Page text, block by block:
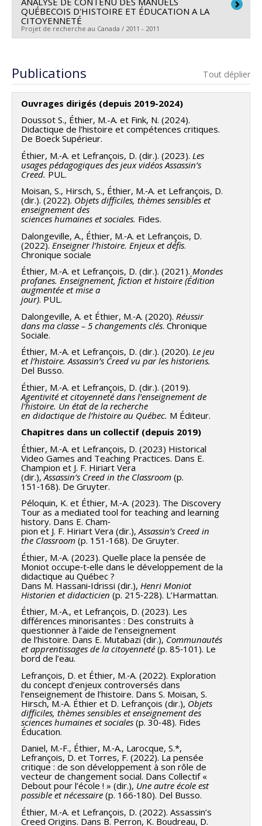
Deschenaux,Alexandre Buysse,Andrée Lessard
Philippe Chaubet
Adolfo Agundez-Rodriguez, Tanya Chichekian
Sources de financement :
FRQSC/Fonds de recherche
du Québec - Société et culture (FQRSC)
Programmes de subvention :PV129894-(RG)
Programme Regroupements stratégiques
Deaudelin ,Félix Bouvier ,Bruce Maxwell
Giroux,François Guillemette
Mathieu Gagnon ,Constance Lavoie
Anderson Araujo-Oliveira
Marie-Claude Larouche,
Clermont Gauthier,Denis Jeffrey,Denis Simard,Jean-
François Cardin,Érick Falardeau,Martine Mottet
Louise Ménard,Carole Raby,Simon Collin
Riopel,Margot Kaszap Frédéric Legault
Suzanne-G.
Chartrand , Claude Goulet ,Helena Boublil-Ekimova
Louis Levasseur,Christiane Gohier,Bernard Terrisse
,Patrice Potvin
Patrick Charland,Ophélie Tremblay,Diane Leduc,
Stéphane Villeneuve
Moldovéanu,Dominic Voyer
Sources de financement :FRQSC/Fonds de recherche
du Québec - Société et culture (FQRSC)
Programmes de subvention : PV129894-(RG)
Programme Regroupements stratégiques
Frédéric Saussez,Martine Peters,Liliane Portelance,
Ahmed Zourhlal,David Lefrançois,
,Clermont Gauthier,Jean-François Cardin,Érick
Sources de financement :
CRSH/Conseil de recherches
en sciences humaines du Canada
Programmes de subvention :PV152160-Subvention
Chercheur principal : Marc André Éthier
QUÉBECOIS D'HISTOIRE ET ÉDUCATION A LA
CITOYENNETÉ
Projet de recherche au Canada / 2011 - 2011
Publications Tout déplier
Ouvrages dirigés (depuis 2019-2024)
Doussot S., Éthier, M.-A. et Fink, N. (2024).
Didactique de l’histoire et compétences critiques.
De Boeck Supérieur.
Éthier, M.‑A. et Lefrançois, D. (dir.). (2023). Les
usages pédagogiques des jeux vidéos Assassin’s
Creed. PUL.
Moisan, S., Hirsch, S., Éthier, M.‑A. et Lefrançois, D.
(dir.). (2022). Objets difficiles, thèmes sensibles et
enseignement des
sciences humaines et sociales. Fides.
Dalongeville, A., Éthier, M.‑A. et Lefrançois, D.
(2022). Enseigner l’histoire. Enjeux et défis.
Chronique sociale
Éthier, M.‑A. et Lefrançois, D. (dir.). (2021). Mondes
profanes. Enseignement, fiction et histoire (Édition
augmentée et mise a
jour). PUL.
Dalongeville, A. et Éthier, M.‑A. (2020). Réussir
dans ma classe – 5 changements clés. Chronique
Sociale.
Éthier, M.‑A. et Lefrançois, D. (dir.). (2020). Le jeu
et l’histoire. Assassin’s Creed vu par les historiens.
Del Busso.
Éthier, M.‑A. et Lefrançois, D. (dir.). (2019).
Agentivité et citoyenneté dans l’enseignement de
l’histoire. Un état de la recherche
en didactique de l’histoire au Québec. M Éditeur.
Chapitres dans un collectif (depuis 2019)
Éthier, M.‑A. et Lefrançois, D. (2023) Historical
Video Games and Teaching Practices. Dans E.
Champion et J. F. Hiriart Vera
(dir.),Assassin’s Creed in the Classroom (p.
151‑168). De Gruyter.
Péloquin, K. et Éthier, M.‑A. (2023). The Discovery
Tour as a mediated tool for teaching and learning
history. Dans E. Cham‑
pion et J. F. Hiriart Vera (dir.),Assassin’s Creed in
the Classroom (p. 151‑168). De Gruyter.
Éthier, M.‑A. (2023). Quelle place la pensée de
Moniot occupe‑t‑elle dans le développement de la
didactique au Québec ?
Dans M. Hassani‑Idrissi (dir.), Henri Moniot
Historien et didacticien (p. 215‑228). L’Harmattan.
Éthier, M.‑A., et Lefrançois, D. (2023). Les
différences minorisantes : Des construits à
questionner à l’aide de l’enseignement
de l’histoire. Dans E. Mutabazi (dir.), Communautés
et apprentissages de la citoyenneté (p. 85‑101). Le
bord de l’eau.
Lefrançois, D. et Éthier, M.‑A. (2022). Exploration
du concept d’enjeux controversés dans
l’enseignement de l’histoire. Dans S. Moisan, S.
Hirsch, M.‑A. Éthier et D. Lefrançois (dir.), Objets
difficiles, thèmes sensibles et enseignement des
sciences humaines et sociales (p. 30‑48). Fides
Éducation.
Daniel, M.‑F., Éthier, M.‑A., Larocque, S.*,
Lefrançois, D. et Torres, F. (2022). La pensée
critique : de son développement à son rôle de
vecteur de changement social. Dans Collectif «
Debout pour l’école ! » (dir.), Une autre école est
possible et nécessaire (p. 166‑180). Del Busso.
Éthier, M.‑A. et Lefrançois, D. (2022). Assassin’s
Creed Origins. Dans B. Perron, K. Boudreau, D.